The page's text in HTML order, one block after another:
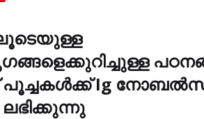
പൂച്ചകൾക്ക് Ig